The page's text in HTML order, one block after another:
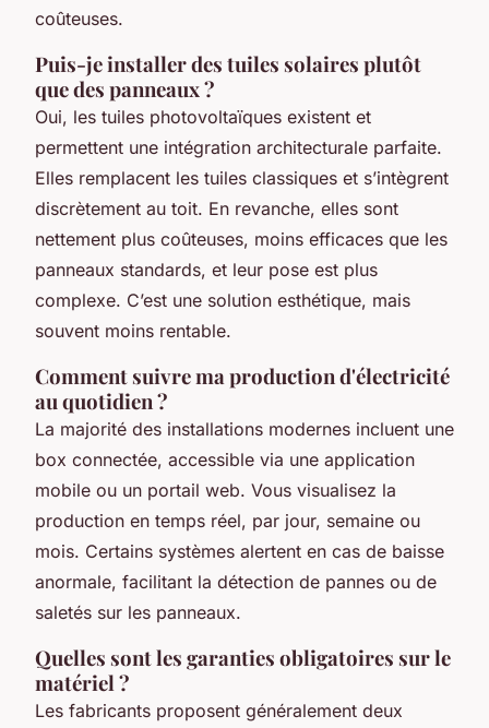
coûteuses.
Puis-je installer des tuiles solaires plutôt
que des panneaux ?
Oui, les tuiles photovoltaïques existent et
permettent une intégration architecturale parfaite.
Elles remplacent les tuiles classiques et s’intègrent
discrètement au toit. En revanche, elles sont
nettement plus coûteuses, moins efficaces que les
panneaux standards, et leur pose est plus
complexe. C’est une solution esthétique, mais
souvent moins rentable.
Comment suivre ma production d'électricité
au quotidien ?
La majorité des installations modernes incluent une
box connectée, accessible via une application
mobile ou un portail web. Vous visualisez la
production en temps réel, par jour, semaine ou
mois. Certains systèmes alertent en cas de baisse
anormale, facilitant la détection de pannes ou de
saletés sur les panneaux.
Quelles sont les garanties obligatoires sur le
matériel ?
Les fabricants proposent généralement deux